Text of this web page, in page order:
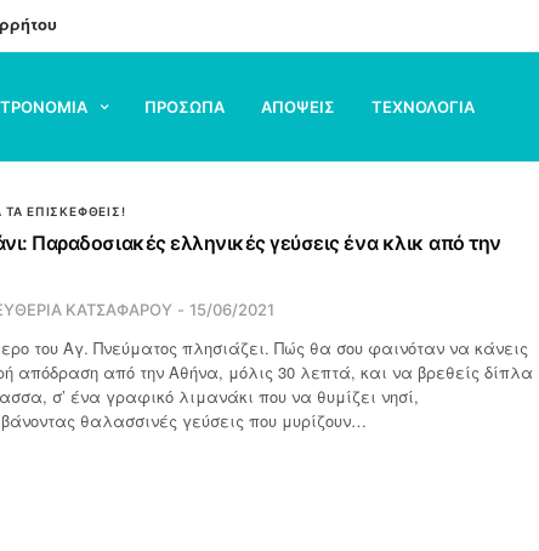
ΠΡΟΣΩΠΑ ΑΠΟΨΕΙΣ ΤΕΧΝΟΛΟΓΙΑ
ΤΑ ΕΠΙΣΚΕΦΘΕΙΣ!
Παραδοσιακές ελληνικές γεύσεις ένα κλικ από την
ΚΑΤΣΑΦΑΡΟΥ 15/06/2021
του Αγ. Πνεύματος πλησιάζει. Πώς θα σου φαινόταν να κάνεις
απόδραση από την Αθήνα, μόλις 30 λεπτά, και να βρεθείς δίπλα
σ’ ένα γραφικό λιμανάκι που να θυμίζει νησί,
θαλασσινές γεύσεις που μυρίζουν…